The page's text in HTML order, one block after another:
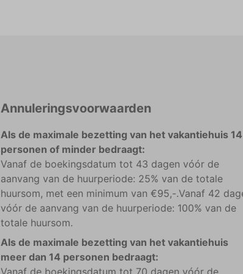
Annuleringsvoorwaarden
Als de maximale bezetting van het vakantiehuis 14
personen of minder bedraagt:
Vanaf de boekingsdatum tot 43 dagen vóór de
aanvang van de huurperiode: 25% van de totale
huursom, met een minimum van €95,-.Vanaf 42
vóór de aanvang van de huurperiode: 100% van de
totale huursom.
Als de maximale bezetting van het vakantiehuis
meer dan 14 personen bedraagt: